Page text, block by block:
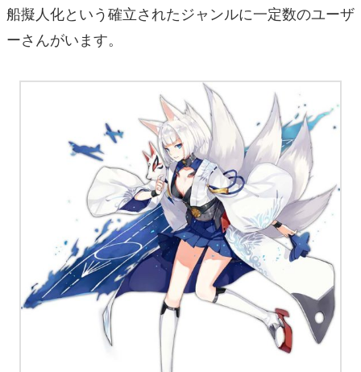
船擬人化という確立されたジャンルに一定数のユーザ
ーさんがいます。